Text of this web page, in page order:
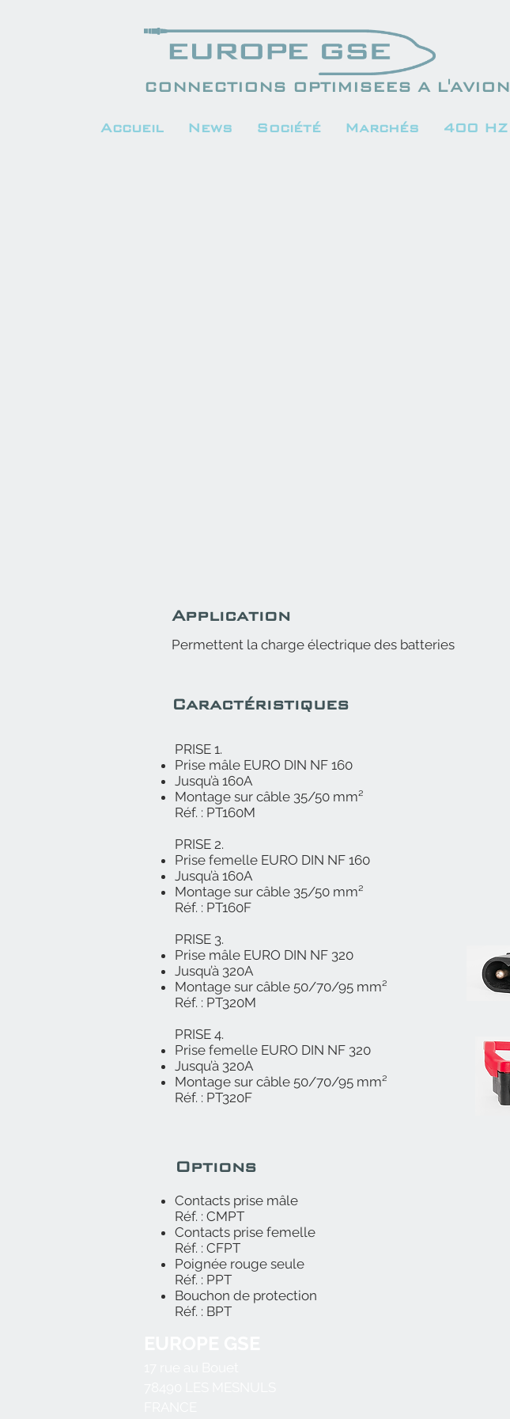
CONNECTIONS OPTIMISEES A L'AVION
Accueil News Société Marchés 400 HZ
Application
Permettent la charge électrique des batteries
Caractéristiques
PRISE 1.
Prise mâle EURO DIN NF 160
Jusqu’à 160A
Montage sur câble 35/50 mm²
Réf. : PT160M
PRISE 2.
Prise femelle EURO DIN NF 160
Jusqu’à 160A
Montage sur câble 35/50 mm²
Réf. : PT160F
PRISE 3.
Prise mâle EURO DIN NF 320
Jusqu’à 320A
Montage sur câble 50/70/95 mm²
Réf. : PT320M
PRISE 4.
Prise femelle EURO DIN NF 320
Jusqu’à 320A
Montage sur câble 50/70/95 mm²
Réf. : PT320F
Options
Contacts prise mâle
Réf. : CMPT
Contacts prise femelle
Réf. : CFPT
Poignée rouge seule
Réf. : PPT
Bouchon de protection
Réf. : BPT